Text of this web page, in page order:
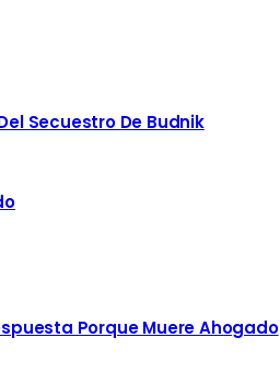
Secuestro De Budnik
Porque Muere Ahogado